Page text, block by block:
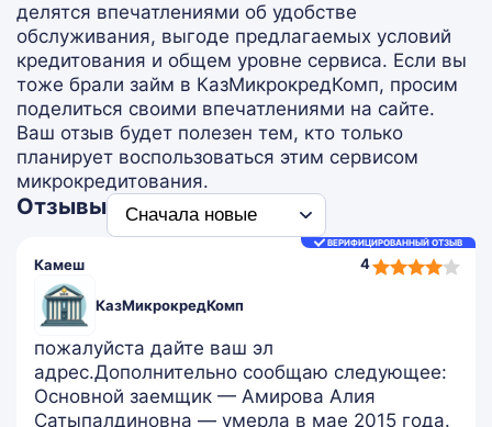
делятся впечатлениями об удобстве
обслуживания, выгоде предлагаемых условий
кредитования и общем уровне сервиса. Если вы
тоже брали займ в КазМикрокредКомп, просим
поделиться своими впечатлениями на сайте.
Ваш отзыв будет полезен тем, кто только
планирует воспользоваться этим сервисом
микрокредитования.
Отзывы
Камеш
КазМикрокредКомп
ВЕРИФИЦИРОВАННЫЙ ОТЗЫВ
4
4,0
rating
пожалуйста дайте ваш эл
адрес.Дополнительно сообщаю следующее:
Основной заемщик — Амирова Алия
Сатыпалдиновна — умерла в мае 2015 года.